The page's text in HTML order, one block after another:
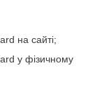
на сайті;
у фізичному